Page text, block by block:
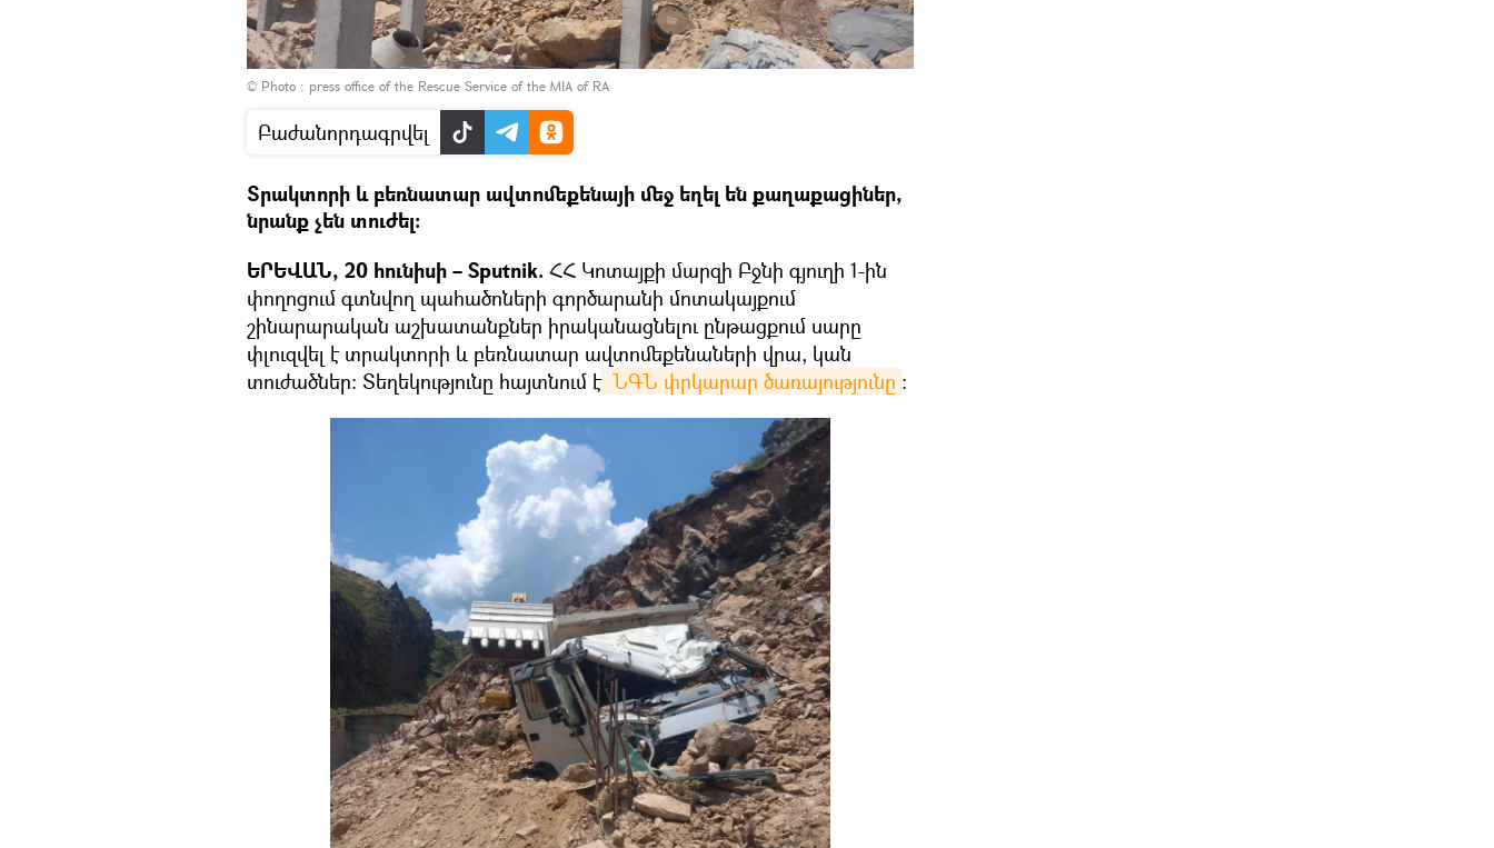
© Photo : press office of the Rescue Service of the MIA of RA
Բաժանորդագրվել
Տրակտորի և բեռնատար ավտոմեքենայի մեջ եղել են քաղաքացիներ,
նրանք չեն տուժել։
ԵՐԵՎԱՆ, 20 հունիսի – Sputnik. ՀՀ Կոտայքի մարզի Բջնի գյուղի 1-ին
փողոցում գտնվող պահածոների գործարանի մոտակայքում
շինարարական աշխատանքներ իրականացնելու ընթացքում սարը
փլուզվել է տրակտորի և բեռնատար ավտոմեքենաների վրա, կան
տուժածներ: Տեղեկությունը հայտնում է ՆԳՆ փրկարար ծառայությունը ։